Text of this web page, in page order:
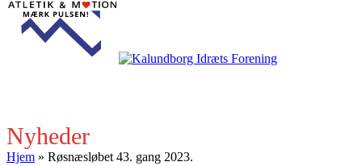
Nyheder
Hjem » Røsnæsløbet 43. gang 2023.